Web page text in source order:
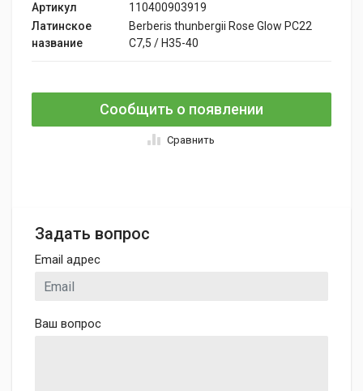
Артикул
110400903919
Латинское
название
Berberis thunbergii Rose Glow PC22
C7,5 / H35-40
Сообщить о появлении
Сравнить
Задать вопрос
Email адрес
Ваш вопрос